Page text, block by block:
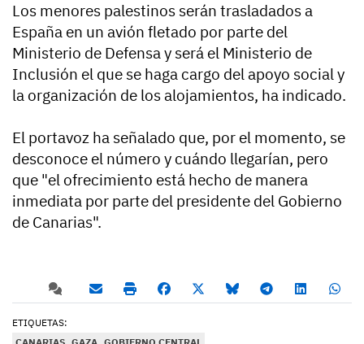
Los menores palestinos serán trasladados a
España en un avión fletado por parte del
Ministerio de Defensa y será el Ministerio de
Inclusión el que se haga cargo del apoyo social y
la organización de los alojamientos, ha indicado.
El portavoz ha señalado que, por el momento, se
desconoce el número y cuándo llegarían, pero
que "el ofrecimiento está hecho de manera
inmediata por parte del presidente del Gobierno
de Canarias".
ETIQUETAS: